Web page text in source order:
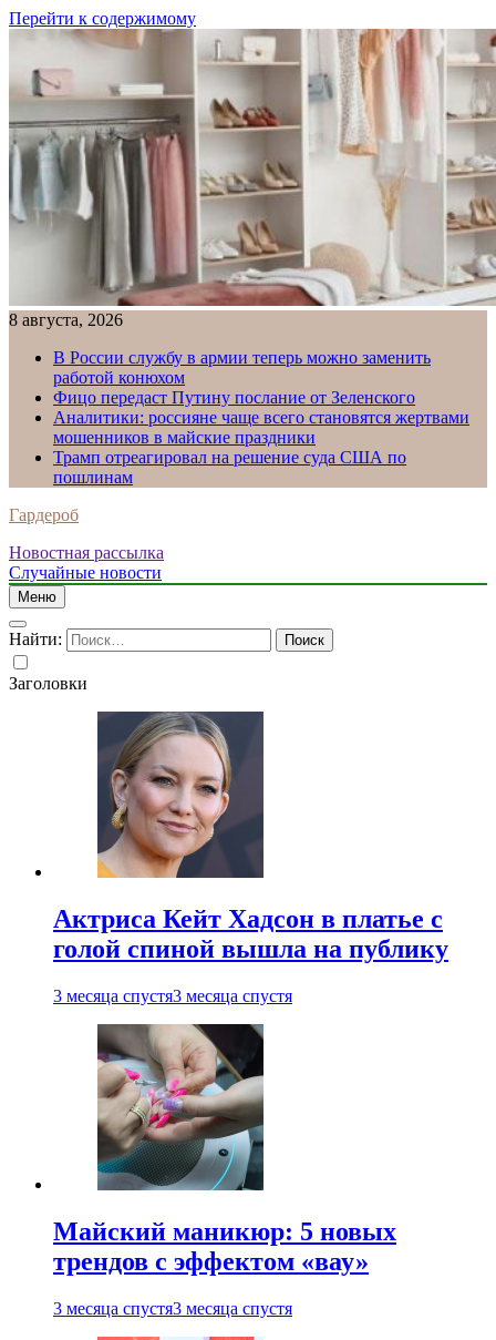
Перейти к содержимому
8 августа, 2026
В России службу в армии теперь можно заменить
работой конюхом
Фицо передаст Путину послание от Зеленского
Аналитики: россияне чаще всего становятся жертвами
мошенников в майские праздники
Трамп отреагировал на решение суда США по
пошлинам
Гардероб
Новостная рассылка
Случайные новости
Меню
Найти:
Заголовки
Актриса Кейт Хадсон в платье с
голой спиной вышла на публику
3 месяца спустя3 месяца спустя
Майский маникюр: 5 новых
трендов с эффектом «вау»
3 месяца спустя3 месяца спустя